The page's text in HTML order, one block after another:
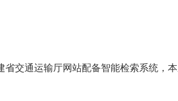
通运输厅网站配备智能检索系统，本